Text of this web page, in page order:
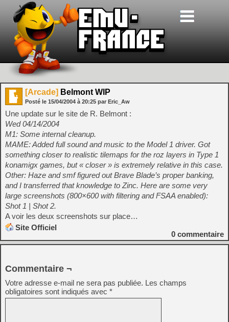
[Arcade] Belmont WIP
Posté le 15/04/2004 à 20:25 par Eric_Aw
Une update sur le site de R. Belmont :
Wed 04/14/2004
M1: Some internal cleanup.
MAME: Added full sound and music to the Model 1 driver. Got
something closer to realistic tilemaps for the roz layers in Type 1
konamigx games, but « closer » is extremely relative in this case.
Other: Haze and smf figured out Brave Blade’s proper banking,
and I transferred that knowledge to Zinc. Here are some very
large screenshots (800×600 with filtering and FSAA enabled):
Shot 1 | Shot 2.
A voir les deux screenshots sur place…
Site Officiel
0 commentaire
Commentaire ¬
Votre adresse e-mail ne sera pas publiée. Les champs
obligatoires sont indiqués avec *